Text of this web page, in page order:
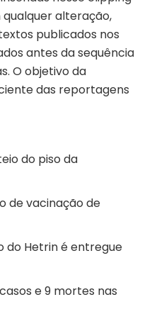
alteração,
publicados nos
antes da sequência
O objetivo da
das reportagens
do piso da
de vacinação de
do Hetrin é entregue
e 9 mortes nas